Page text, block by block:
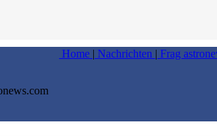
Home | Nachrichten | Frag